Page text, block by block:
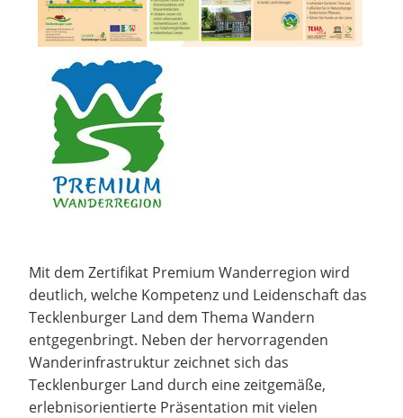
Mit dem Zertifikat Premium Wanderregion wird
deutlich, welche Kompetenz und Leidenschaft das
Tecklenburger Land dem Thema Wandern
entgegenbringt. Neben der hervorragenden
Wanderinfrastruktur zeichnet sich das
Tecklenburger Land durch eine zeitgemäße,
erlebnisorientierte Präsentation mit vielen